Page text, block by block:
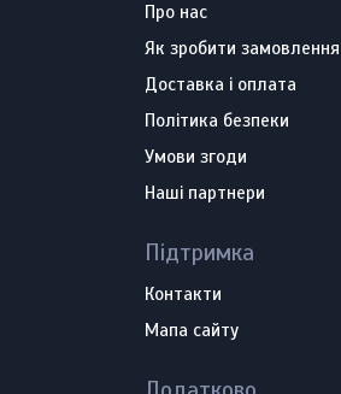
Про нас
Як зробити замовлення
Доставка і оплата
Політика безпеки
Умови згоди
Наші партнери
Підтримка
Контакти
Мапа сайту